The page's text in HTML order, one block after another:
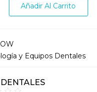
Añadir Al Carrito
y Equipos Dentales